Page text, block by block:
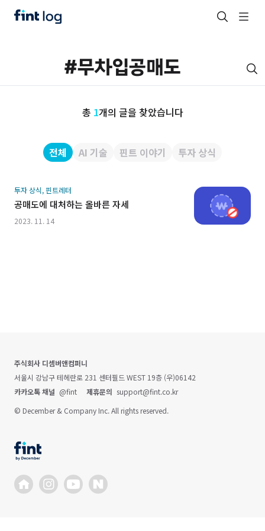
총 1개의 글을 찾았습니다
전체 AI 기술 핀트 이야기 투자 상식
투자 상식, 핀트레터
공매도에 대처하는 올바른 자세
2023. 11. 14
주식회사 디셈버앤컴퍼니
서울시 강남구 테헤란로 231 센터필드 WEST 19층 (우)06142
카카오톡 채널 @fint 제휴문의 support@fint.co.kr
© December & Company Inc. All rights reserved.